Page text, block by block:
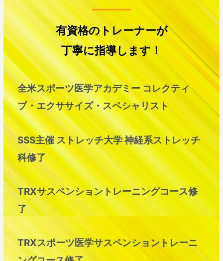
有資格のトレーナーが
丁寧に指導します！
全米スポーツ医学アカデミー コレクティ
ブ・エクササイズ・スペシャリスト
SSS主催 ストレッチ大学 神経系ストレッチ
科修了
TRXサスペンショントレーニングコース修
了
TRXスポーツ医学サスペンショントレーニ